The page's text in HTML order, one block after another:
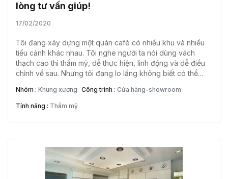
lòng tư vấn giúp!
17/02/2020
Tôi đang xây dựng một quán café có nhiều khu và nhiều
tiểu cảnh khác nhau. Tôi nghe người ta nói dùng vách
thạch cao thì thẩm mỹ, dễ thực hiện, linh động và dễ điều
chỉnh về sau. Nhưng tôi đang lo lắng không biết có thể
tôi không thuê KTS. Xin vui lòng tư vấn dùm. (Anh Trịnh
Quốc Trung, Quận Bình Tân, TP HCM )
Nhóm : Khung xương Công trình : Cửa hàng-showroom
Tính năng : Thẩm mỹ